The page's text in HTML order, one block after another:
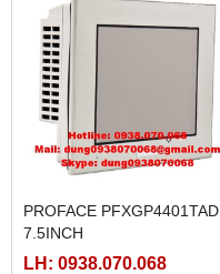
PROFACE PFXGP4401TAD
7.5INCH
LH: 0938.070.068